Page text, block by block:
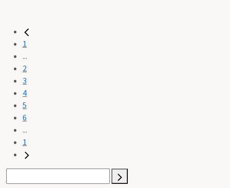
1
...
2
3
4
5
6
...
1